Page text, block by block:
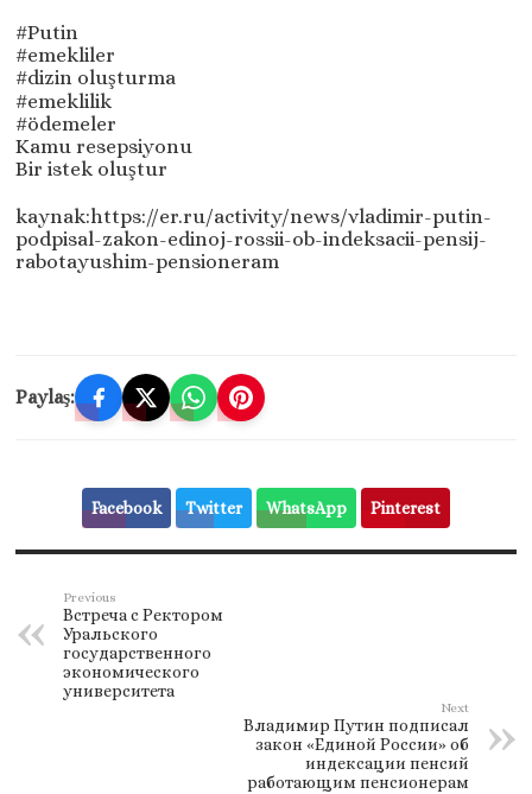
#Putin
#emekliler
#dizin oluşturma
#emeklilik
#ödemeler
Kamu resepsiyonu
Bir istek oluştur
kaynak:https://er.ru/activity/news/vladimir-putin-
podpisal-zakon-edinoj-rossii-ob-indeksacii-pensij-
rabotayushim-pensioneram
Paylaş:
Facebook Twitter WhatsApp Pinterest
Previous
Встреча с Ректором
Уральского
государственного
экономического
университета
Next
Владимир Путин подписал
закон «Единой России» об
индексации пенсий
работающим пенсионерам